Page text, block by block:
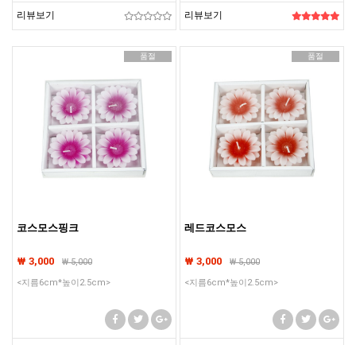
리뷰보기 리뷰보기
품절
코스모스핑크
₩ 3,000 ₩5,000
<지름6cm*높이2.5cm>
품절
레드코스모스
₩ 3,000 ₩5,000
<지름6cm*높이2.5cm>